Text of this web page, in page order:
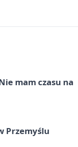
mam czasu na
Przemyślu